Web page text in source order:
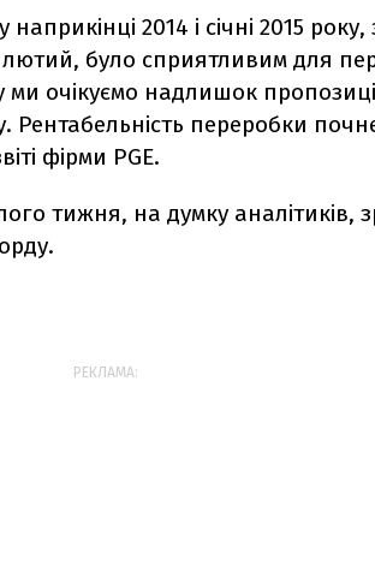
2014 і січні 2015
було сприятливим для
ми очікуємо надлишок
Рентабельність переробки
фірми PGE.
тижня, на думку аналітиків,
РЕКЛАМА: